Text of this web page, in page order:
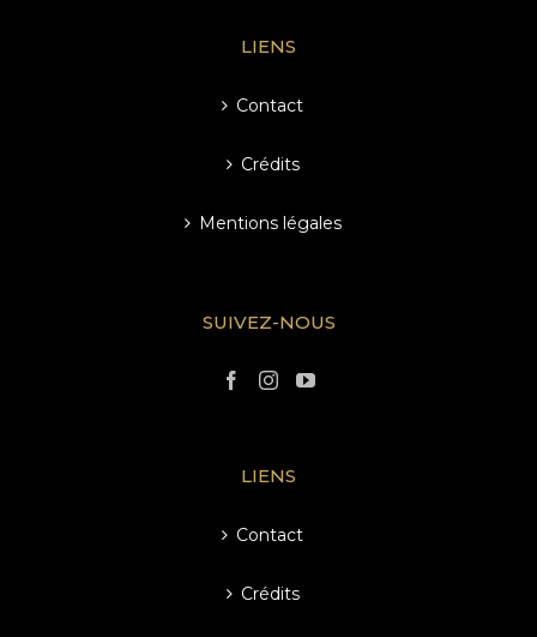
LIENS
Contact
Crédits
Mentions légales
SUIVEZ-NOUS
LIENS
Contact
Crédits